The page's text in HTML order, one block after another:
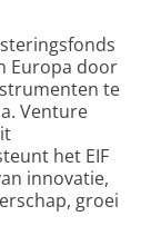
Europa door
te
Venture
het EIF
innovatie,
groei